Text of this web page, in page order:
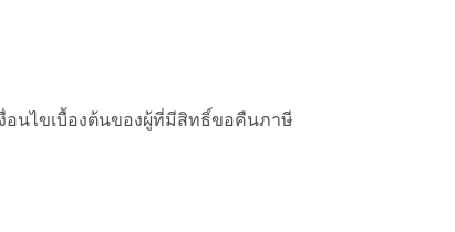
อนไขเบื้องต้นของผู้ที่มีสิทธิ์ขอคืนภาษี